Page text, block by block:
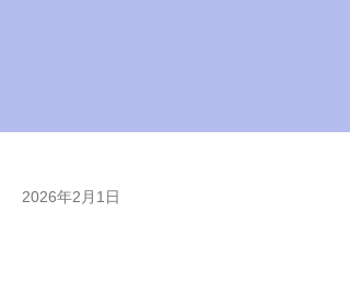
2026年2月1日